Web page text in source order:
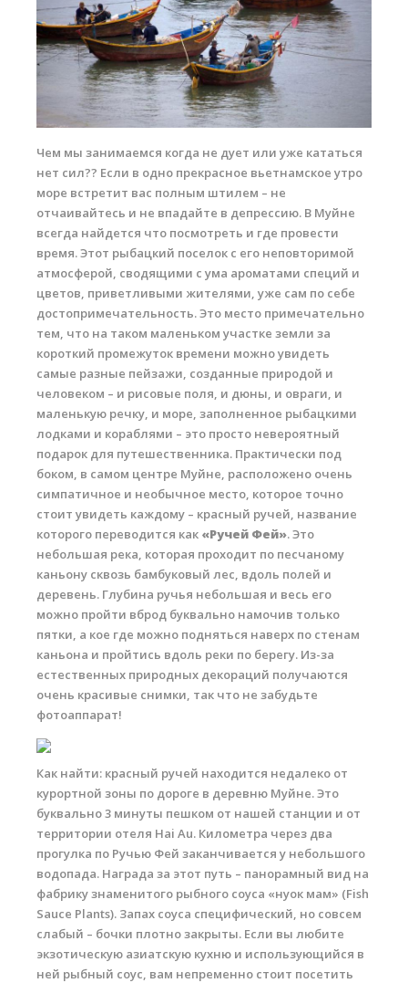
Видео
Места катания
Наши станции
Ветратория.Дахаб
Ветратория Россия
Ветратория.Вьетнам
Цены
Обучение Виндсерфингу
Прокат виндсерфинга и винг фойла
Классический серфинг и SUP
Продажа оборудования
Обучение кайтсерфингу
Система скидок
Обучение Wing Foil
Чем мы занимаемся когда не дует или уже кататься
нет сил?? Если в одно прекрасное вьетнамское утро
море встретит вас полным штилем – не
отчаивайтесь и не впадайте в депрессию. В Муйне
всегда найдется что посмотреть и где провести
время. Этот рыбацкий поселок с его неповторимой
атмосферой, сводящими с ума ароматами специй и
цветов, приветливыми жителями, уже сам по себе
достопримечательность. Это место примечательно
тем, что на таком маленьком участке земли за
короткий промежуток времени можно увидеть
самые разные пейзажи, созданные природой и
человеком – и рисовые поля, и дюны, и овраги, и
маленькую речку, и море, заполненное рыбацкими
лодками и кораблями – это просто невероятный
подарок для путешественника. Практически под
боком, в самом центре Муйне, расположено очень
симпатичное и необычное место, которое точно
стоит увидеть каждому – красный ручей, название
которого переводится как «Ручей Фей». Это
небольшая река, которая проходит по песчаному
каньону сквозь бамбуковый лес, вдоль полей и
деревень. Глубина ручья небольшая и весь его
можно пройти вброд буквально намочив только
пятки, а кое где можно подняться наверх по стенам
каньона и пройтись вдоль реки по берегу. Из-за
естественных природных декораций получаются
очень красивые снимки, так что не забудьте
фотоаппарат!
Как найти: красный ручей находится недалеко от
курортной зоны по дороге в деревню Муйне. Это
буквально 3 минуты пешком от нашей станции и от
территории отеля Hai Au. Километра через два
прогулка по Ручью Фей заканчивается у небольшого
водопада. Награда за этот путь – панорамный вид на
фабрику знаменитого рыбного соуса «нуок мам» (Fish
Sauce Plants). Запах соуса специфический, но совсем
слабый – бочки плотно закрыты. Если вы любите
экзотическую азиатскую кухню и использующийся в
ней рыбный соус, вам непременно стоит посетить